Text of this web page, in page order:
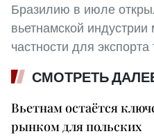
Бразилию в июле
вьетнамской индустрии
частности для экспорта
СМОТРЕТЬ
Вьетнам остаётся
рынком для польских